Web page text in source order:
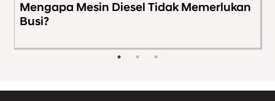
Mengapa Mesin Diesel Tidak Memerlukan
Busi?